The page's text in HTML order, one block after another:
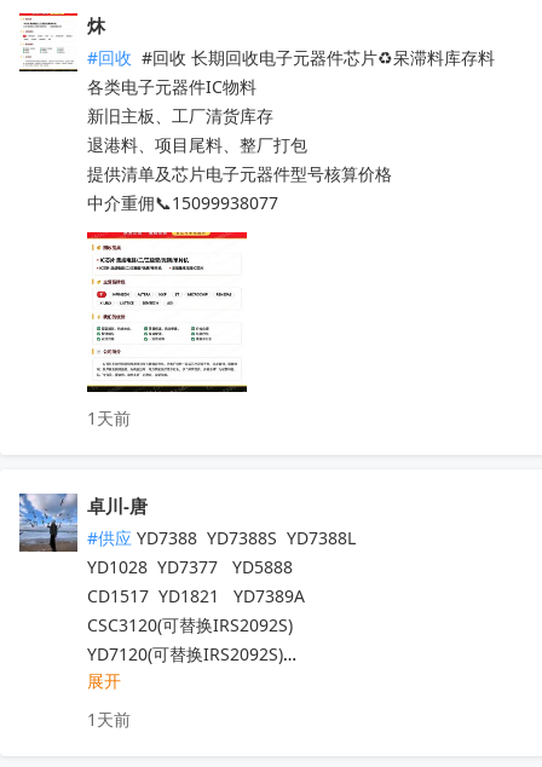
DRV8231ADSGR
ADS1298IPAGR
ADS8681IPWR
ADS131A04IPBSR
DAC8562SDGSR
ADS131E08IPAGR
ESP32-WROVER-E-N16R8
AM3352BZCZD80
LM2903DR
REF3030AIDBZR
SN65HVD230QDR
ISO1541DR
ADS131E08IPAGR
LM5007MMX/NOPB
OPA2387DGKR
LM76003RNPR
LM76005RNPR
LM7321MFX/NOPB
LM73100RPWR
LM74502DDFR
LM74502HDDFR
LM7805MPX/NOPB
LM7171AIMX/NOPB
炑
#回收 #回收 长期回收电子元器件芯片♻️呆滞料库存料
各类电子元器件IC物料
新旧主板、工厂清货库存
退港料、项目尾料、整厂打包
提供清单及芯片电子元器件型号核算价格
中介重佣📞15099938077
1天前
卓川-唐
#供应 YD7388  YD7388S  YD7388L
YD1028  YD7377   YD5888
CD1517  YD1821   YD7389A
CSC3120(可替换IRS2092S)
YD7120(可替换IRS2092S)
YD7123(可替换 IRS2093)
AXPA17851  AXPA47576
展开
1天前